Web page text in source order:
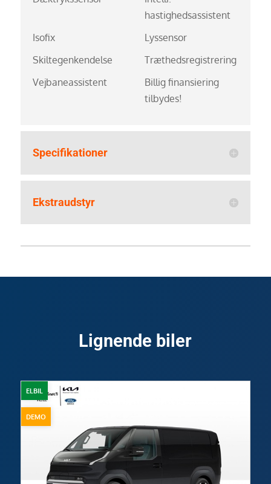
hastighedsassistent
Isofix
Lyssensor
Skiltegenkendelse
Træthedsregistrering
Vejbaneassistent
Billig finansiering
tilbydes!
Specifikationer
Ekstraudstyr
Lignende biler
ELBIL
DEMO